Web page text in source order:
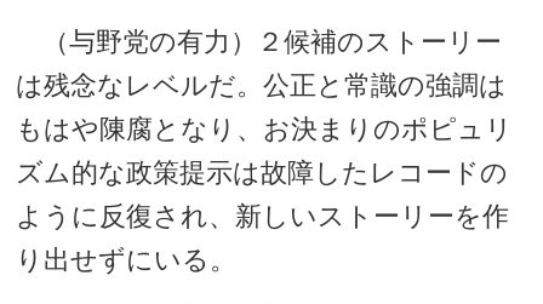
（与野党の有力）２候補のストーリー
は残念なレベルだ。公正と常識の強調は
もはや陳腐となり、お決まりのポピュリ
ズム的な政策提示は故障したレコードの
ように反復され、新しいストーリーを作
り出せずにいる。